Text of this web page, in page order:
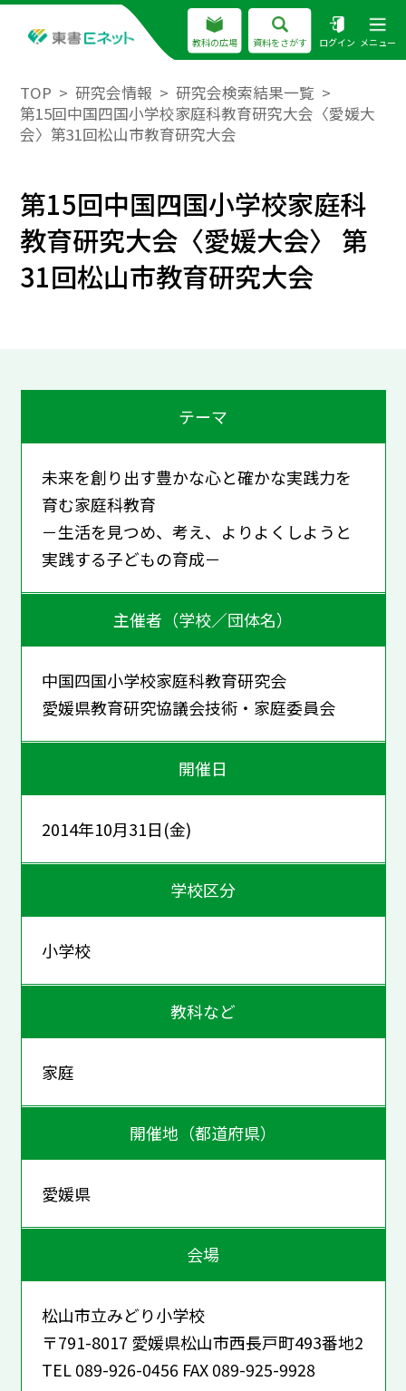
教科の広場 資料をさがす ログイン メニュー
TOP 研究会情報
研究会検索結果一覧
第15回中国四国小学校家庭科教育研究大会〈愛媛大
会〉第31回松山市教育研究大会
第15回中国四国小学校家庭科
教育研究大会〈愛媛大会〉 第
31回松山市教育研究大会
テーマ
未来を創り出す豊かな心と確かな実践力を
育む家庭科教育
－生活を見つめ、考え、よりよくしようと
実践する子どもの育成－
主催者（学校／団体名）
中国四国小学校家庭科教育研究会
愛媛県教育研究協議会技術・家庭委員会
開催日
2014年10月31日(金)
学校区分
小学校
教科など
家庭
開催地（都道府県）
愛媛県
会場
松山市立みどり小学校
〒791-8017 愛媛県松山市西長戸町493番地2
TEL 089-926-0456 FAX 089-925-9928